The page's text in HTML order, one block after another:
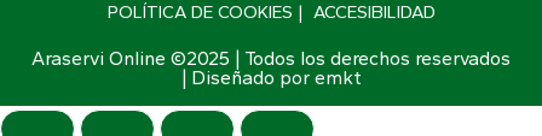
POLÍTICA DE COOKIES
ACCESIBILIDAD
Araservi Online ©2025 | Todos los derechos reservados
| Diseñado por emkt